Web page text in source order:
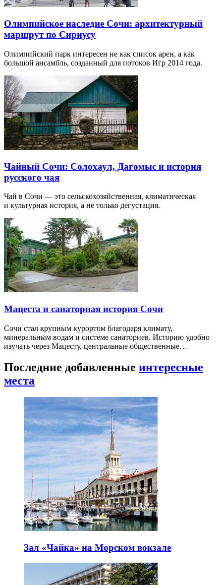
Олимпийское наследие Сочи: архитектурный
маршрут по Сириусу
Олимпийский парк интересен не как список арен, а как
большой ансамбль, созданный для потоков Игр 2014 года.
Чайный Сочи: Солохаул, Дагомыс и история
русского чая
Чай в Сочи — это сельскохозяйственная, климатическая
и культурная история, а не только дегустация.
Мацеста и санаторная история Сочи
Сочи стал крупным курортом благодаря климату,
минеральным водам и системе санаториев. Историю удобно
изучать через Мацесту, центральные общественные…
Последние добавленные интересные
места
Зал «Чайка» на Морском вокзале